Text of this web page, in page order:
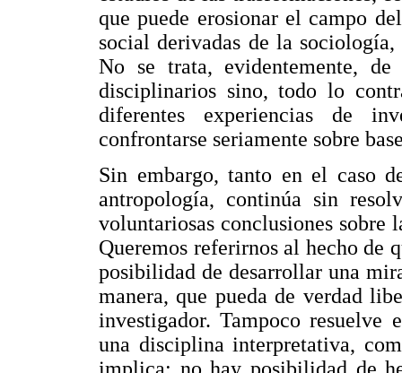
que puede erosionar el campo
social derivadas de la
No se trata, evidentemente,
disciplinarios sino, todo lo
diferentes experiencias de
confrontarse seriamente sobre
Sin embargo, tanto en el caso
antropología, continúa sin
voluntariosas conclusiones
Queremos referirnos al hecho de
posibilidad de desarrollar una
manera, que pueda de verdad
investigador. Tampoco
una disciplina interpretativa,
implica: no hay posibilidad de